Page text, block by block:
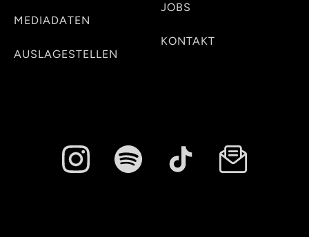
MEDIADATEN
AUSLAGESTELLEN
JOBS
KONTAKT